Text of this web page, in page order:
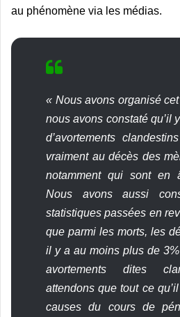
au phénomène via les médias.
« Nous avons organisé
nous avons constaté qu’il
d’avortements
vraiment au décès des
notamment qui sont en
Nous avons aussi
statistiques passées en
que parmi les morts, les
il y a au moins plus de
avortements dites
attendons que tout ce
causes du cours de